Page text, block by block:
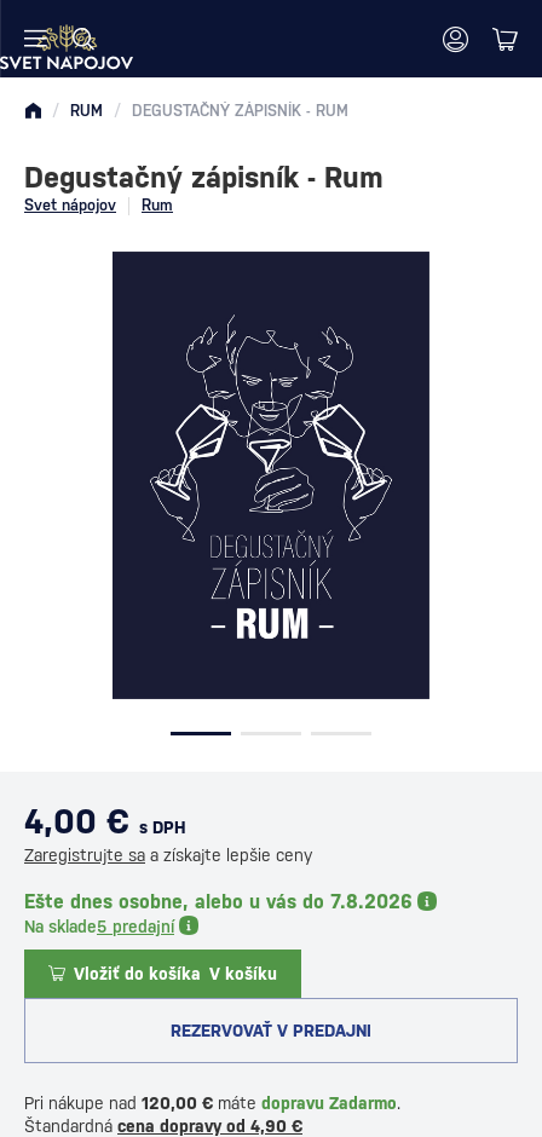
/ RUM / DEGUSTAČNÝ ZÁPISNÍK - RUM
Svet nápojov Rum
Degustačný zápisník - Rum
4,00 € s DPH
Zaregistrujte sa a získajte lepšie ceny
Ešte dnes osobne, alebo u vás do 7.8.2026
Na sklade5 predajní
Vložiť do košíka V košíku
REZERVOVAŤ V PREDAJNI
Pri nákupe nad 120,00 € máte dopravu Zadarmo.
Štandardná cena dopravy od 4,90 €